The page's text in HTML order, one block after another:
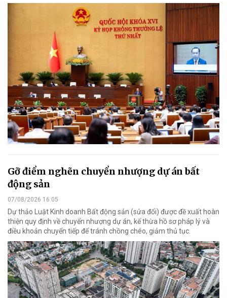
Gỡ điểm nghẽn chuyển nhượng dự án bất
động sản
07/08/2026 16:05
Dự thảo Luật Kinh doanh Bất động sản (sửa đổi) được đề xuất hoàn
thiện quy định về chuyển nhượng dự án, kế thừa hồ sơ pháp lý và
điều khoản chuyển tiếp để tránh chồng chéo, giảm thủ tục.